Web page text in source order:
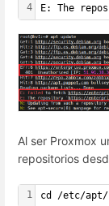
4
E: The
Al ser Proxmox
repositorios
1 cd /etc/